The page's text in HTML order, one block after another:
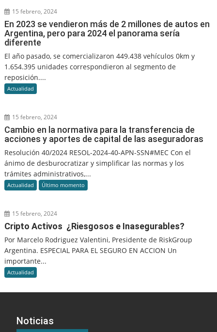
15 febrero, 2024
En 2023 se vendieron más de 2 millones de autos en
Argentina, pero para 2024 el panorama sería
diferente
El año pasado, se comercializaron 449.438 vehículos 0km y
1.654.395 unidades correspondieron al segmento de
reposición....
Actualidad
15 febrero, 2024
Cambio en la normativa para la transferencia de
acciones y aportes de capital de las aseguradoras
Resolución 40/2024 RESOL-2024-40-APN-SSN#MEC Con el
ánimo de desburocratizar y simplificar las normas y los
trámites administrativos,...
Actualidad Último momento
15 febrero, 2024
Cripto Activos ¿Riesgosos e Inasegurables?
Por Marcelo Rodriguez Valentini, Presidente de RiskGroup
Argentina. ESPECIAL PARA EL SEGURO EN ACCION Un
importante...
Actualidad
Noticias